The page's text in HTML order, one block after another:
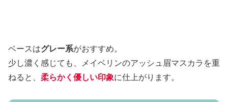
ベースはグレー系がおすすめ。
少し濃く感じても、メイベリンのアッシュ眉マスカラを重
ねると、 柔らかく優しい印象に仕上がります。